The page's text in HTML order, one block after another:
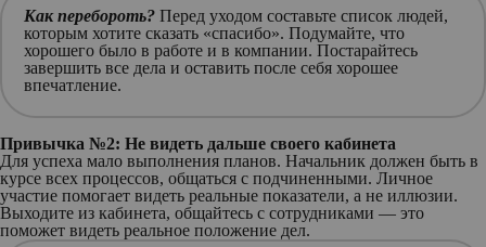
Как перебороть? Перед уходом составьте список людей,
которым хотите сказать «спасибо». Подумайте, что
хорошего было в работе и в компании. Постарайтесь
завершить все дела и оставить после себя хорошее
впечатление.
Привычка №2: Не видеть дальше своего кабинета
Для успеха мало выполнения планов. Начальник должен быть в
курсе всех процессов, общаться с подчиненными. Личное
участие помогает видеть реальные показатели, а не иллюзии.
Выходите из кабинета, общайтесь с сотрудниками — это
поможет видеть реальное положение дел.